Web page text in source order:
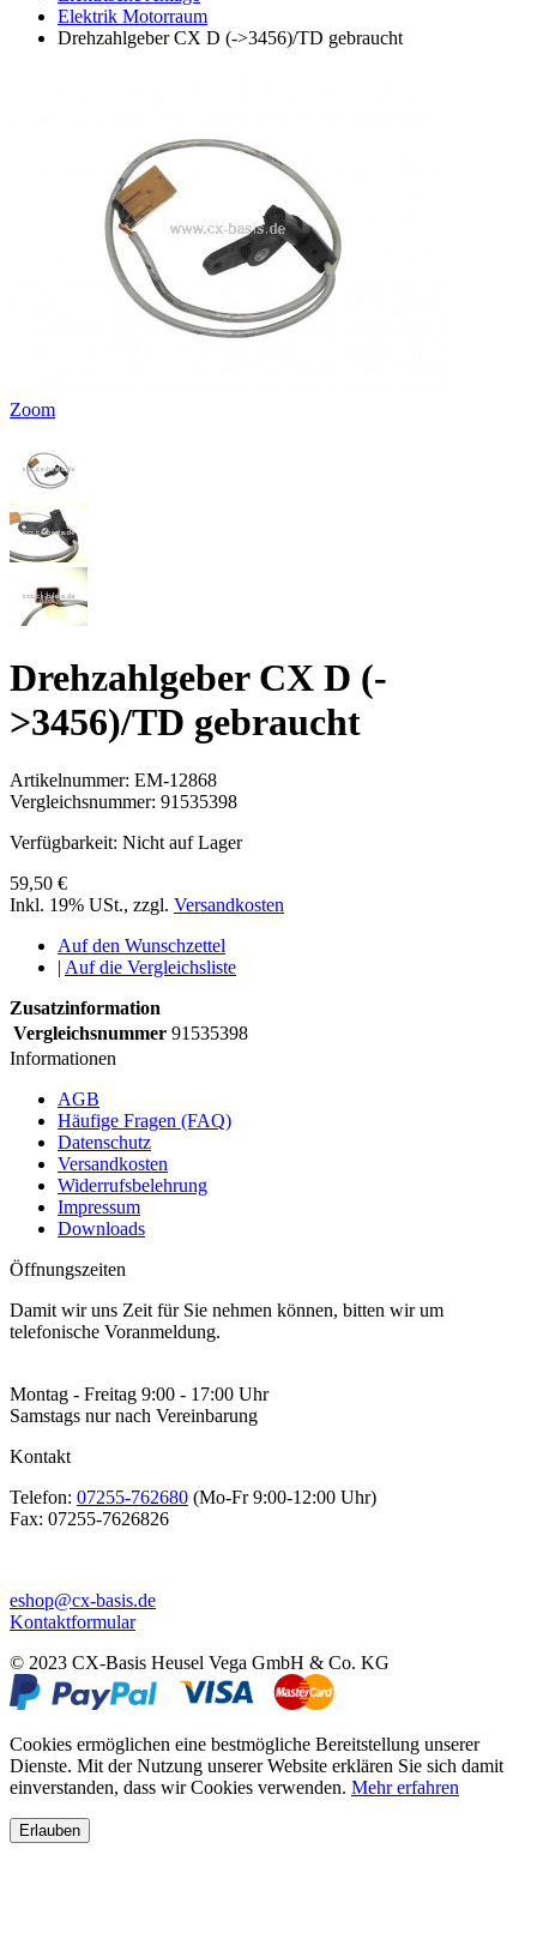
Elektrik Motorraum
Drehzahlgeber CX D (->3456)/TD gebraucht
Zoom
Drehzahlgeber CX D (-
>3456)/TD gebraucht
Artikelnummer: EM-12868
Vergleichsnummer: 91535398
Verfügbarkeit: Nicht auf Lager
59,50 €
Inkl. 19% USt., zzgl. Versandkosten
Auf den Wunschzettel
| Auf die Vergleichsliste
Zusatzinformation
Vergleichsnummer 91535398
Informationen
AGB
Häufige Fragen (FAQ)
Datenschutz
Versandkosten
Widerrufsbelehrung
Impressum
Downloads
Öffnungszeiten
Damit wir uns Zeit für Sie nehmen können, bitten wir um
telefonische Voranmeldung.
Montag - Freitag 9:00 - 17:00 Uhr
Samstags nur nach Vereinbarung
Kontakt
Telefon: 07255-762680 (Mo-Fr 9:00-12:00 Uhr)
Fax: 07255-7626826
eshop@cx-basis.de
Kontaktformular
© 2023 CX-Basis Heusel Vega GmbH & Co. KG
Cookies ermöglichen eine bestmögliche Bereitstellung unserer
Dienste. Mit der Nutzung unserer Website erklären Sie sich damit
einverstanden, dass wir Cookies verwenden. Mehr erfahren
Erlauben